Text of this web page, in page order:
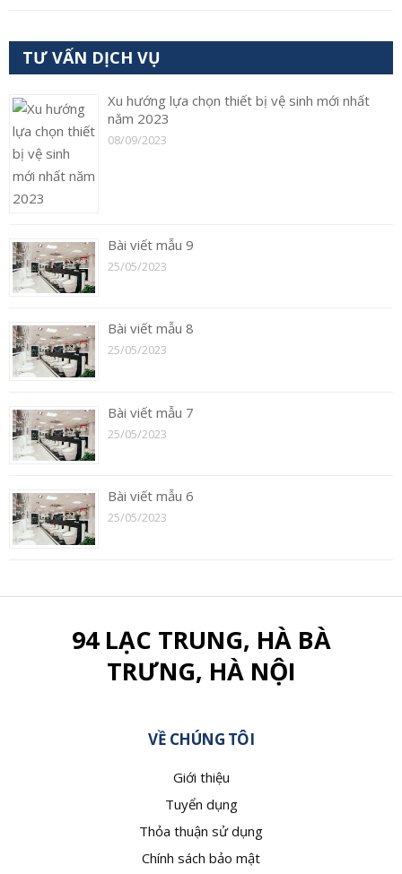
TƯ VẤN DỊCH VỤ
Xu hướng lựa chọn thiết bị vệ sinh mới nhất
năm 2023
08/09/2023
Bài viết mẫu 9
25/05/2023
Bài viết mẫu 8
25/05/2023
Bài viết mẫu 7
25/05/2023
Bài viết mẫu 6
25/05/2023
94 LẠC TRUNG, HÀ BÀ
TRƯNG, HÀ NỘI
VỀ CHÚNG TÔI
Giới thiệu
Tuyển dụng
Thỏa thuận sử dụng
Chính sách bảo mật